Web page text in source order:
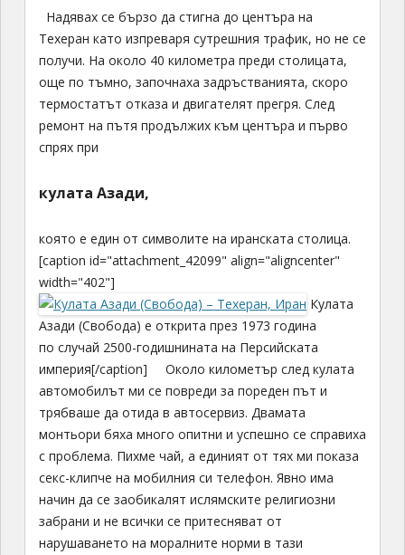
Надявах се бързо да стигна до центъра на
Техеран като изпреваря сутрешния трафик, но не се
получи. На около 40 километра преди столицата,
още по тъмно, започнаха задръстванията, скоро
термостатът отказа и двигателят прегря. След
ремонт на пътя продължих към центъра и първо
спрях при
кулата Азади,
която е един от символите на иранската столица.
[caption id="attachment_42099" align="aligncenter"
width="402"]
Кулата
Азади (Свобода) е открита през 1973 година
по случай 2500-годишнината на Персийската
империя[/caption] Около километър след кулата
автомобилът ми се повреди за пореден път и
трябваше да отида в автосервиз. Двамата
монтьори бяха много опитни и успешно се справиха
с проблема. Пихме чай, а единият от тях ми показа
секс-клипче на мобилния си телефон. Явно има
начин да се заобикалят ислямските религиозни
забрани и не всички се притесняват от
нарушаването на моралните норми в тази